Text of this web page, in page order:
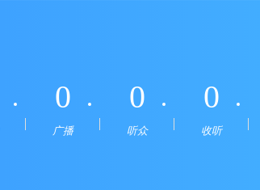
0
广播
0
听众
0
收听